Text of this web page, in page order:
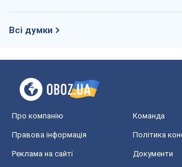
Всі думки
Про компанію Команда
Правова інформація Політика
Реклама на сайті Документи